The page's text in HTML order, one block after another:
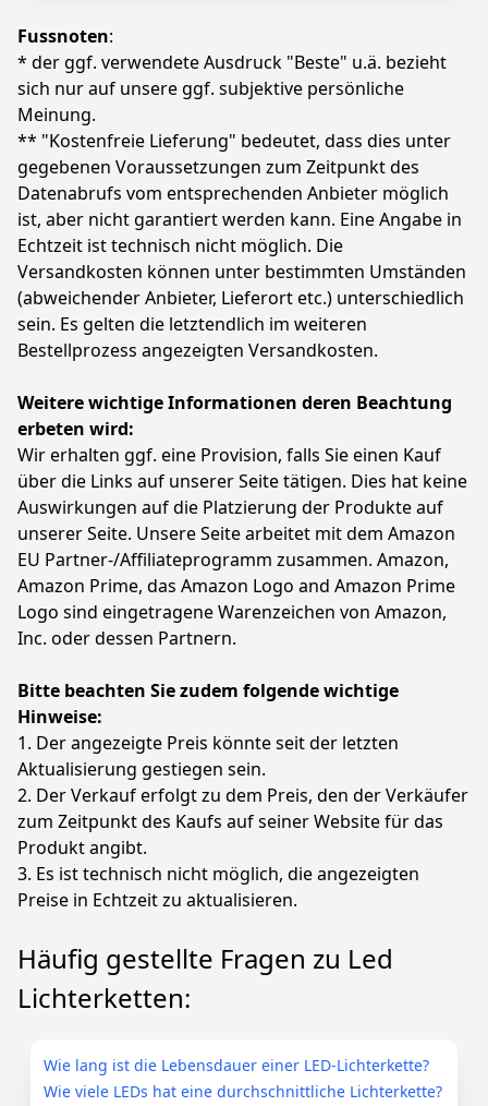
sie ideal für Heimwerker und Handwerker macht und
eine sicherere Lichtdekoration ermöglicht
Lange Batterielebensdauer: Jede Lichterkette wird mit
Batterien geliefert, Sie brauchen keine zusätzlichen
Batterien zu kaufen. Sie leuchten 48-72 Stunden lang.
Wenn die Batterien in der Lichterkette leer sind,
können Sie mit dem mitgelieferten Schraubendreher
das Batteriefach öffnen und die Batterien
austauschen
Einzigartiges Design: Anders als die vorherigen
Lichterketten ist diese Lichterkette als kleine Vase mit
einem schönen und unauffälligen Aussehen gestaltet,
der Schalterknopf ist durch ein isoliertes Stück aus
dem vorherigen Kratzerstück ersetzt, das isolierte
Stück mit kleinen Löchern kann an der Wand, auf der
Veranda, an den Fensterhaken aufgehängt werden,
ist
Hersteller Gewicht
Warmweiß btfarm -
6 99 €
Anzeigen
Fussnoten:
* der ggf. verwendete Ausdruck "Beste" u.ä. bezieht
sich nur auf unsere ggf. subjektive persönliche
Meinung.
** "Kostenfreie Lieferung" bedeutet, dass dies unter
gegebenen Voraussetzungen zum Zeitpunkt des
Datenabrufs vom entsprechenden Anbieter möglich
ist, aber nicht garantiert werden kann. Eine Angabe in
Echtzeit ist technisch nicht möglich. Die
Versandkosten können unter bestimmten Umständen
(abweichender Anbieter, Lieferort etc.) unterschiedlich
sein. Es gelten die letztendlich im weiteren
Bestellprozess angezeigten Versandkosten.
Weitere wichtige Informationen deren Beachtung
erbeten wird:
Wir erhalten ggf. eine Provision, falls Sie einen Kauf
über die Links auf unserer Seite tätigen. Dies hat keine
Auswirkungen auf die Platzierung der Produkte auf
unserer Seite. Unsere Seite arbeitet mit dem Amazon
EU Partner-/Affiliateprogramm zusammen. Amazon,
Amazon Prime, das Amazon Logo and Amazon Prime
Logo sind eingetragene Warenzeichen von Amazon,
Inc. oder dessen Partnern.
Bitte beachten Sie zudem folgende wichtige
Hinweise:
1. Der angezeigte Preis könnte seit der letzten
Aktualisierung gestiegen sein.
2. Der Verkauf erfolgt zu dem Preis, den der Verkäufer
zum Zeitpunkt des Kaufs auf seiner Website für das
Produkt angibt.
3. Es ist technisch nicht möglich, die angezeigten
Preise in Echtzeit zu aktualisieren.
Häufig gestellte Fragen zu Led
Lichterketten:
Wie lang ist die Lebensdauer einer LED-Lichterkette?
Wie viele LEDs hat eine durchschnittliche Lichterkette?